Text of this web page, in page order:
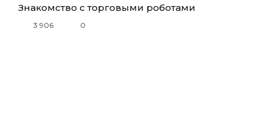
Знакомство с торговыми роботами
3 906 0